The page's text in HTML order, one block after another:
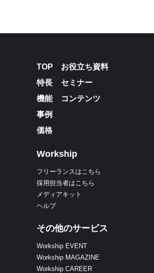
TOP
特長
機能
事例
価格
お役立ち資料
セミナー
コンテンツ
Workship
フリーランスはこちら
採用担当者はこちら
メディアキット
ヘルプ
その他のサービス
Workship EVENT
Workship MAGAZINE
Workship CAREER